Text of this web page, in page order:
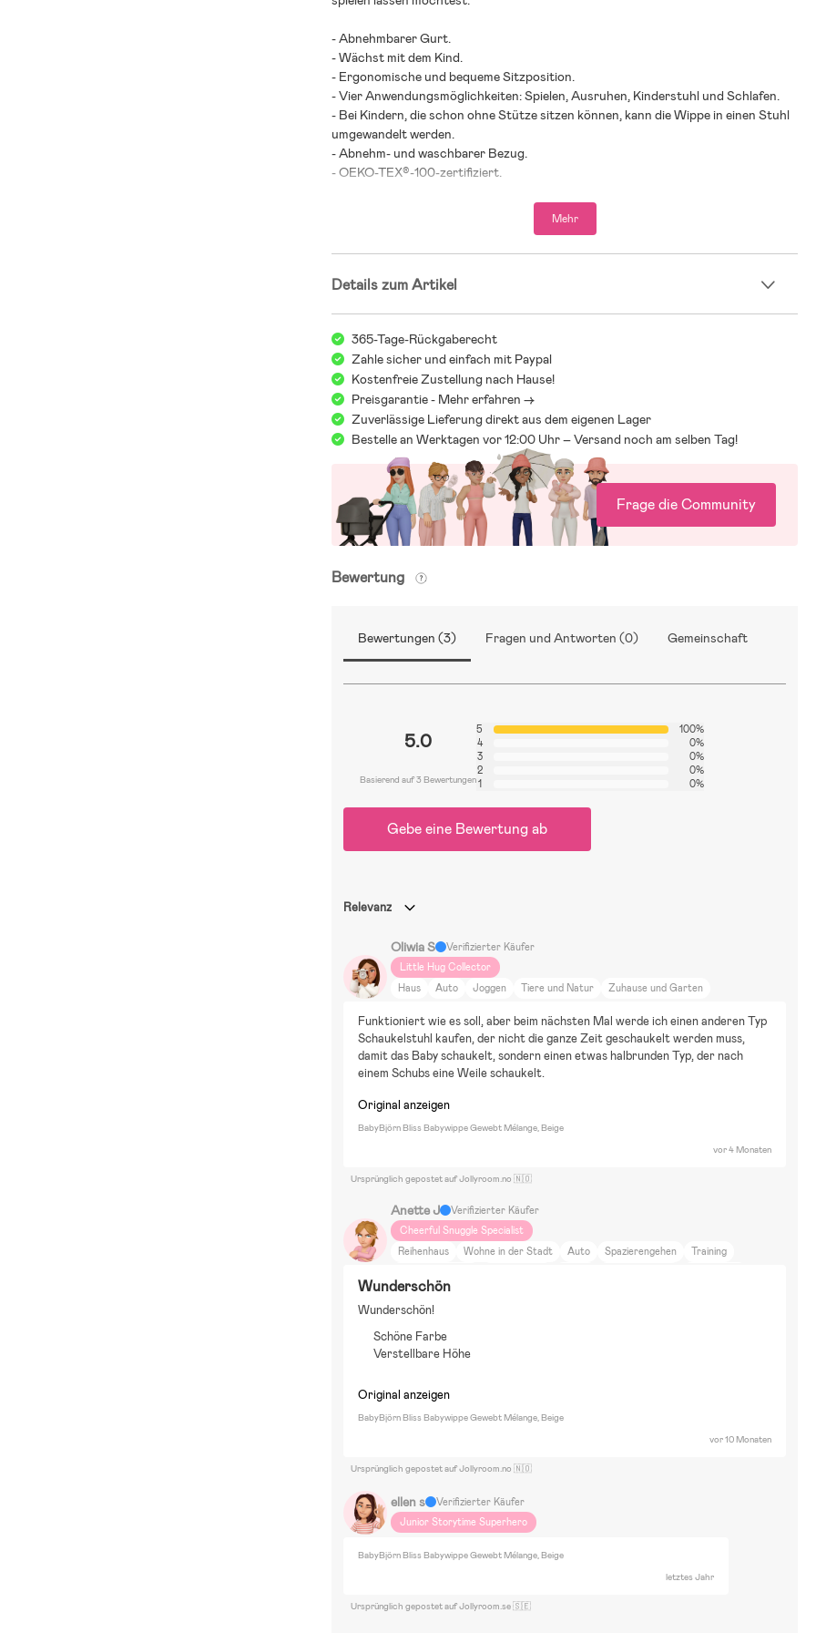
- Abnehmbarer Gurt.
- Wächst mit dem Kind.
- Ergonomische und bequeme Sitzposition.
- Vier Anwendungsmöglichkeiten: Spielen, Ausruhen, Kinderstuhl und Schlafen.
- Bei Kindern, die schon ohne Stütze sitzen können, kann die Wippe in einen Stuhl
umgewandelt werden.
- Abnehm- und waschbarer Bezug.
- OEKO-TEX®-100-zertifiziert.
- Transportposition: H11 x L89 x B39 cm.
- Maximalbelastung: 9 kg (als Babywippe).
- Aufhänge- und Befestigungsvorrichtungen regelmäßig überprüfen, um
- 65 % Polyester, 35 % Baumwolle.
Mehr
Details zum Artikel
365-Tage-Rückgaberecht
Zahle sicher und einfach mit Paypal
Kostenfreie Zustellung nach Hause!
Preisgarantie - Mehr erfahren ->
Zuverlässige Lieferung direkt aus dem eigenen Lager
Bestelle an Werktagen vor 12:00 Uhr – Versand noch am selben Tag!
Frage die Community
Bewertung
Bewertungen (3) Fragen und Antworten (0) Gemeinschaft
5.0
Basierend auf 3 Bewertungen
5
100%
4
0%
3
0%
2
0%
1
0%
Gebe eine Bewertung ab
Relevanz
Oliwia S
Verifizierter Käufer
Little Hug Collector
Haus
Auto Joggen Tiere und Natur Zuhause und Garten
Funktioniert wie es soll, aber beim nächsten Mal werde ich einen anderen Typ
Schaukelstuhl kaufen, der nicht die ganze Zeit geschaukelt werden muss,
damit das Baby schaukelt, sondern einen etwas halbrunden Typ, der nach
einem Schubs eine Weile schaukelt.
Original anzeigen
BabyBjörn Bliss Babywippe Gewebt Mélange, Beige
vor 4 Monaten
Ursprünglich gepostet auf Jollyroom.no 🇳🇴
Anette J
Verifizierter Käufer
Cheerful Snuggle Specialist
Reihenhaus
Wohne in der Stadt Auto Spazierengehen
Training
Schönheit und Mode
Super Mario
Marvel Super Heroes
Bugaboo fox 5
Wunderschön
Wunderschön!
Schöne Farbe
Verstellbare Höhe
Original anzeigen
BabyBjörn Bliss Babywippe Gewebt Mélange, Beige
vor 10 Monaten
Ursprünglich gepostet auf Jollyroom.no 🇳🇴
ellen s
Verifizierter Käufer
Junior Storytime Superhero
BabyBjörn Bliss Babywippe Gewebt Mélange, Beige
letztes Jahr
Ursprünglich gepostet auf Jollyroom.se 🇸🇪